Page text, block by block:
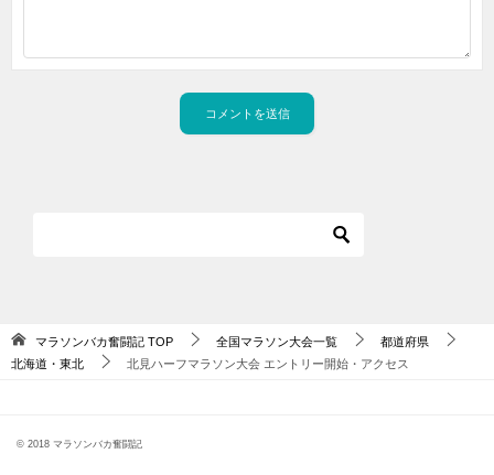
マラソンバカ奮闘記 TOP 全国マラソン大会一覧
都道府県
北海道・東北
北見ハーフマラソン大会 エントリー開始・アクセス
© 2018 マラソンバカ奮闘記